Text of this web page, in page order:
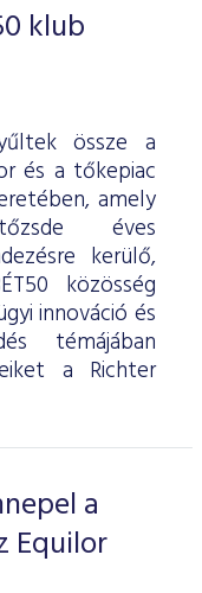
klub
össze a
és a tőkepiac
amely
éves
kerülő,
közösség
innováció és
témájában
a Richter
a
Equilor